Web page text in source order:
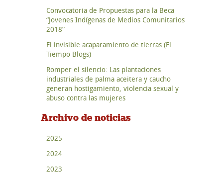
Convocatoria de Propuestas para la Beca
“Jovenes Indígenas de Medios Comunitarios
2018”
El invisible acaparamiento de tierras (El
Tiempo Blogs)
Romper el silencio: Las plantaciones
industriales de palma aceitera y caucho
generan hostigamiento, violencia sexual y
abuso contra las mujeres
Archivo de noticias
2025
2024
2023